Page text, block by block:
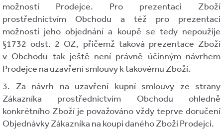
možností Prodejce. Pro prezentaci Zboží
prostřednictvím Obchodu a též pro prezentaci
možnosti jeho objednání a koupě se tedy nepoužije
§1732 odst. 2 OZ, přičemž taková prezentace Zboží
v Obchodu tak ještě není právně účinným návrhem
Prodejce na uzavření smlouvy k takovému Zboží.
3. Za návrh na uzavření kupní smlouvy ze strany
Zákazníka prostřednictvím Obchodu ohledně
konkrétního Zboží je považováno vždy teprve doručení
Objednávky Zákazníka na koupi daného Zboží Prodejci.